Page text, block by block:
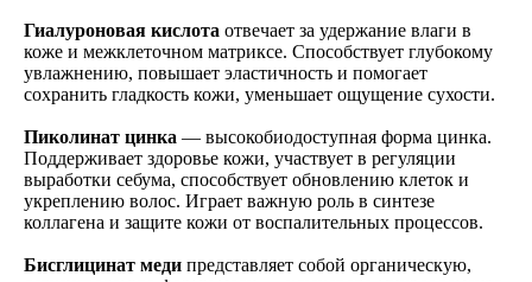
Гиалуроновая кислота отвечает за удержание влаги в
коже и межклеточном матриксе. Способствует глубокому
увлажнению, повышает эластичность и помогает
сохранить гладкость кожи, уменьшает ощущение сухости.
Пиколинат цинка — высокобиодоступная форма цинка.
Поддерживает здоровье кожи, участвует в регуляции
выработки себума, способствует обновлению клеток и
укреплению волос. Играет важную роль в синтезе
коллагена и защите кожи от воспалительных процессов.
Бисглицинат меди представляет собой органическую,